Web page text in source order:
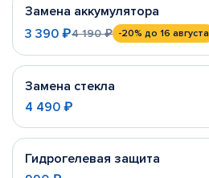
Замена аккумулятора
3 390 ₽4 190 ₽ -20% до 16 августа
Замена стекла
4 490 ₽
Гидрогелевая защита